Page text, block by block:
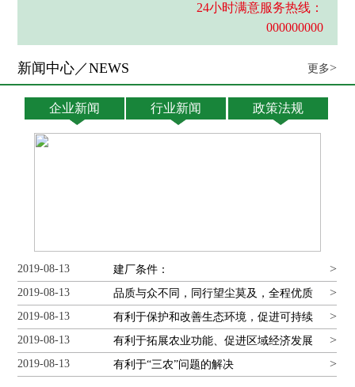
24小时满意服务热线：
000000000
新闻中心／NEWS 更多>
企业新闻 行业新闻 政策法规
2019-08-13 建厂条件： >
2019-08-13
品质与众不同，同行望尘莫及，全程优质
服务，让您创业一路畅通
>
2019-08-13
有利于保护和改善生态环境，促进可持续
发展
>
2019-08-13
有利于拓展农业功能、促进区域经济发展
和农民增收
>
2019-08-13 有利于“三农”问题的解决 >